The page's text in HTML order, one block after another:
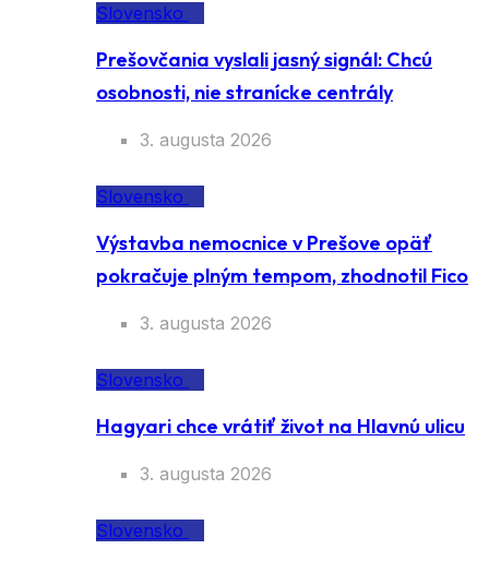
Slovensko
Prešovčania vyslali jasný signál: Chcú
osobnosti, nie stranícke centrály
3. augusta 2026
Slovensko
Výstavba nemocnice v Prešove opäť
pokračuje plným tempom, zhodnotil Fico
3. augusta 2026
Slovensko
Hagyari chce vrátiť život na Hlavnú ulicu
3. augusta 2026
Slovensko